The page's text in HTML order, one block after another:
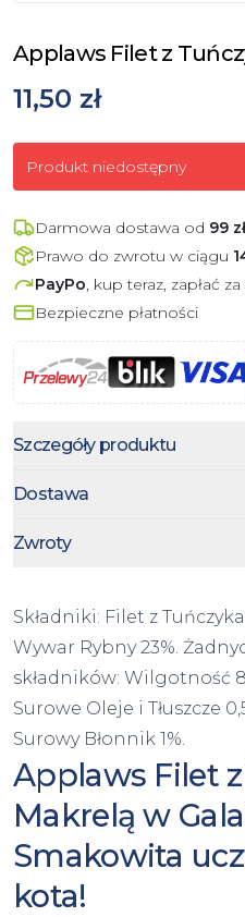
Applaws Filet z
11,50 zł
Produkt niedostępny
Darmowa dostawa od 99 zł
Prawo do zwrotu w ciągu
PayPo, kup teraz, zapłać
Bezpieczne płatności
Szczegóły produktu
Dostawa
Zwroty
Składniki: Filet z Tuńczyka
Wywar Rybny 23%.
składników: Wilgotność
Surowe Oleje i Tłuszcze
Surowy Błonnik 1%.
Applaws Filet
Makrelą w
Smakowita
kota!